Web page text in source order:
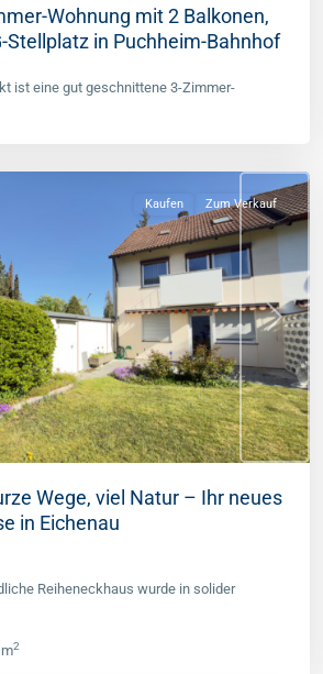
Wohnung mit 2 Balkonen,
Stellplatz in Puchheim-Bahnhof
ist eine gut geschnittene 3-Zimmer-
Next
Kaufen Zum Verkauf
Wege, viel Natur – Ihr neues
in Eichenau
Reiheneckhaus wurde in solider
2